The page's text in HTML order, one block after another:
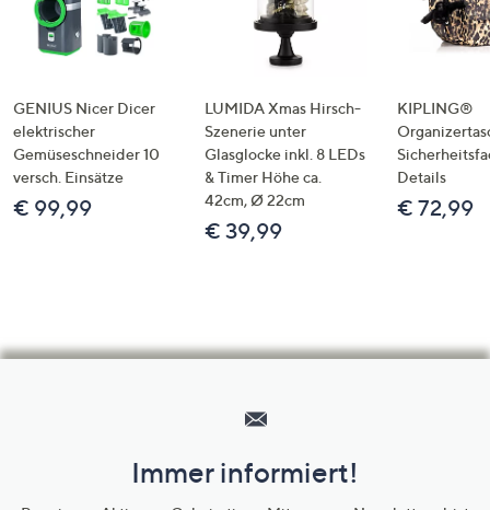
GENIUS Nicer Dicer
elektrischer
Gemüseschneider 10
versch. Einsätze
€ 99,99
LUMIDA Xmas Hirsch-
Szenerie unter
Glasglocke inkl. 8 LEDs
& Timer Höhe ca.
42cm, Ø 22cm
€ 39,99
KIPLING®
Details
€ 72,99
Unternehmensinformationen
Immer informiert!